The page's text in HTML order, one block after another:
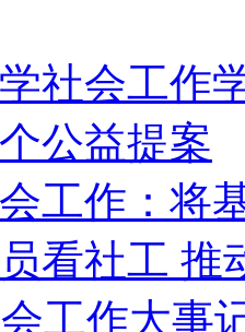
社会工作
公益提案
工作：将
看社工 推
工作大事